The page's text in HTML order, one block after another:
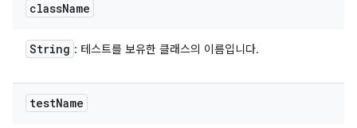
className
String : 테스트를 보유한 클래스의 이름입니다.
testName